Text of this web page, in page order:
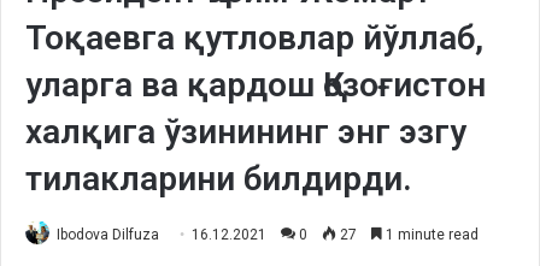
Тоқаевга қутловлар йўллаб,
уларга ва қардош Қозоғистон
халқига ўзинининг энг эзгу
тилакларини билдирди.
Ibodova Dilfuza 16.12.2021 0 27 1 minute read